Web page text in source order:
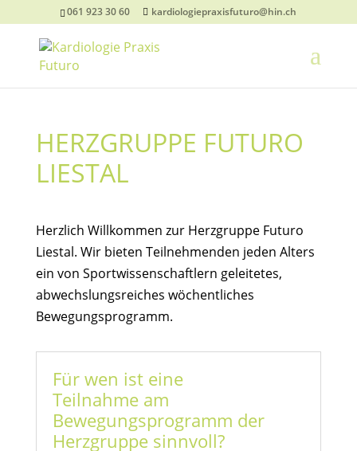
061 923 30 60 kardiologiepraxisfuturo@hin.ch
HERZGRUPPE FUTURO
LIESTAL
Herzlich Willkommen zur Herzgruppe Futuro
Liestal. Wir bieten Teilnehmenden jeden Alters
ein von Sportwissenschaftlern geleitetes,
abwechslungsreiches wöchentliches
Bewegungsprogramm.
Für wen ist eine
Teilnahme am
Bewegungsprogramm der
Herzgruppe sinnvoll?